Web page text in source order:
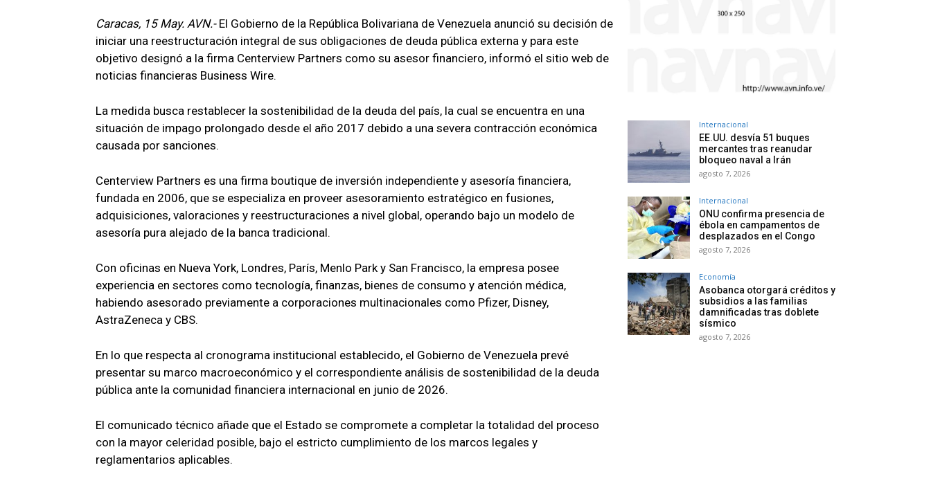
Caracas, 15 May. AVN.- El Gobierno de la República Bolivariana de Venezuela anunció su decisión de
iniciar una reestructuración integral de sus obligaciones de deuda pública externa y para este
objetivo designó a la firma Centerview Partners como su asesor financiero, informó el sitio web de
noticias financieras Business Wire.
La medida busca restablecer la sostenibilidad de la deuda del país, la cual se encuentra en una
situación de impago prolongado desde el año 2017 debido a una severa contracción económica
causada por sanciones.
Centerview Partners es una firma boutique de inversión independiente y asesoría financiera,
fundada en 2006, que se especializa en proveer asesoramiento estratégico en fusiones,
adquisiciones, valoraciones y reestructuraciones a nivel global, operando bajo un modelo de
asesoría pura alejado de la banca tradicional.
Con oficinas en Nueva York, Londres, París, Menlo Park y San Francisco, la empresa posee
experiencia en sectores como tecnología, finanzas, bienes de consumo y atención médica,
habiendo asesorado previamente a corporaciones multinacionales como Pfizer, Disney,
AstraZeneca y CBS.
En lo que respecta al cronograma institucional establecido, el Gobierno de Venezuela prevé
presentar su marco macroeconómico y el correspondiente análisis de sostenibilidad de la deuda
pública ante la comunidad financiera internacional en junio de 2026.
El comunicado técnico añade que el Estado se compromete a completar la totalidad del proceso
con la mayor celeridad posible, bajo el estricto cumplimiento de los marcos legales y
reglamentarios aplicables.
Internacional
EE.UU. desvía 51 buques
mercantes tras reanudar
bloqueo naval a Irán
agosto 7, 2026
Internacional
ONU confirma presencia de
ébola en campamentos de
desplazados en el Congo
agosto 7, 2026
Economía
Asobanca otorgará créditos y
subsidios a las familias
damnificadas tras doblete
sísmico
agosto 7, 2026